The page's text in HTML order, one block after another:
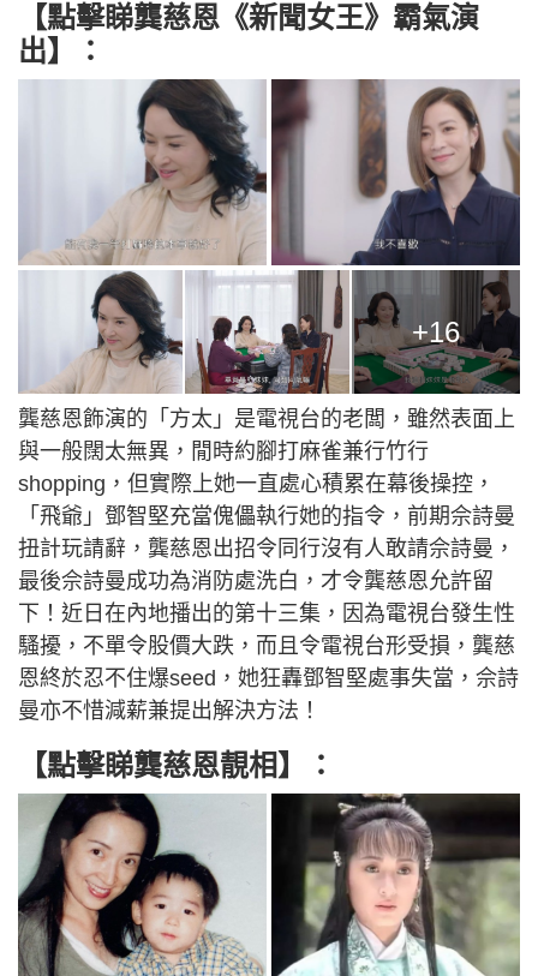
【點擊睇龔慈恩《新聞女王》霸氣演
出】：
+16
龔慈恩飾演的「方太」是電視台的老闆，雖然表面上
與一般闊太無異，閒時約腳打麻雀兼行竹行
shopping，但實際上她一直處心積累在幕後操控，
「飛爺」鄧智堅充當傀儡執行她的指令，前期佘詩曼
扭計玩請辭，龔慈恩出招令同行沒有人敢請佘詩曼，
最後佘詩曼成功為消防處洗白，才令龔慈恩允許留
下！近日在內地播出的第十三集，因為電視台發生性
騷擾，不單令股價大跌，而且令電視台形受損，龔慈
恩終於忍不住爆seed，她狂轟鄧智堅處事失當，佘詩
曼亦不惜減薪兼提出解決方法！
【點擊睇龔慈恩靚相】：